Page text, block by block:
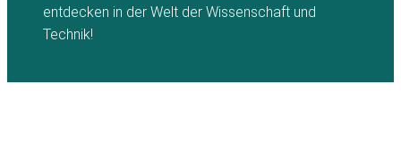
entdecken in der Welt der Wissenschaft und
Technik!